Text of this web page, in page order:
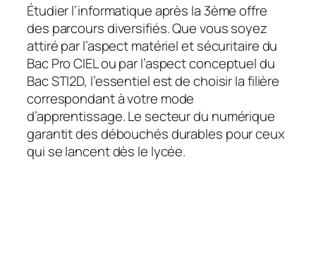
Étudier l’informatique après la 3ème offre
des parcours diversifiés. Que vous soyez
attiré par l’aspect matériel et sécuritaire du
Bac Pro CIEL ou par l’aspect conceptuel du
Bac STI2D, l’essentiel est de choisir la filière
correspondant à votre mode
d’apprentissage. Le secteur du numérique
garantit des débouchés durables pour ceux
qui se lancent dès le lycée.